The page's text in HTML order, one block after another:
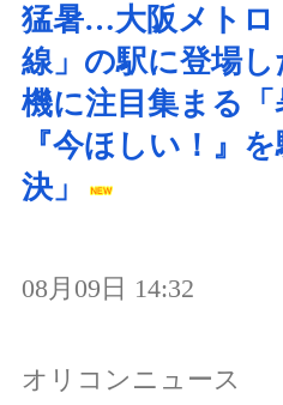
猛暑…大阪メトロ
線」の駅に登場
機に注目集まる
『今ほしい！』
決」
08月09日 14:32
オリコンニュース